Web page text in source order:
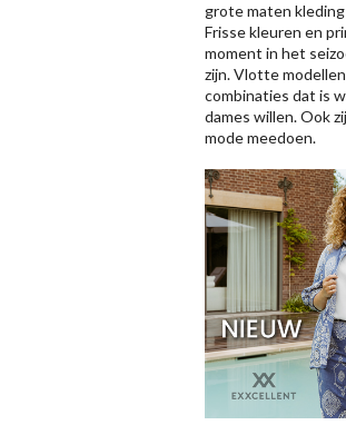
grote maten
Frisse kleuren en
moment in het
zijn. Vlotte
combinaties dat is
dames willen. Ook
mode meedoen.